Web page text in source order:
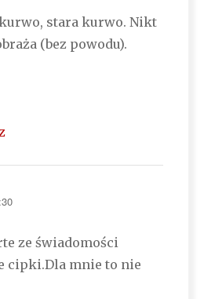
stara kurwo. Nikt
(bez powodu).
ze świadomości
cipki.Dla mnie to nie